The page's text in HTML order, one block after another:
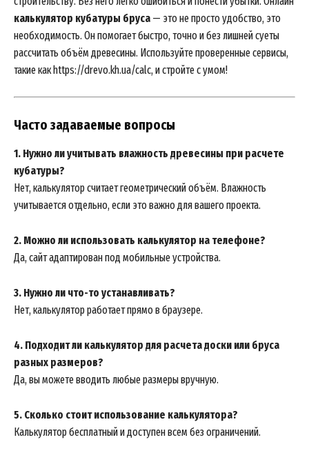
калькулятор кубатуры бруса — это не просто удобство, это
необходимость. Он помогает быстро, точно и без лишней суеты
рассчитать объём древесины. Используйте проверенные сервисы,
такие как https://drevo.kh.ua/calc, и стройте с умом!
Часто задаваемые вопросы
1. Нужно ли учитывать влажность древесины при расчете
кубатуры?
Нет, калькулятор считает геометрический объём. Влажность
учитывается отдельно, если это важно для вашего проекта.
2. Можно ли использовать калькулятор на телефоне?
Да, сайт адаптирован под мобильные устройства.
3. Нужно ли что-то устанавливать?
Нет, калькулятор работает прямо в браузере.
4. Подходит ли калькулятор для расчета доски или бруса
разных размеров?
Да, вы можете вводить любые размеры вручную.
5. Сколько стоит использование калькулятора?
Калькулятор бесплатный и доступен всем без ограничений.